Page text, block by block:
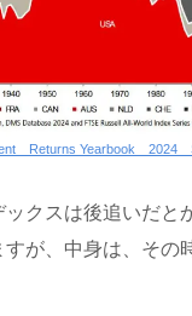
Returns Yearbook 2024
クスは後追いだと
が、中身は、その